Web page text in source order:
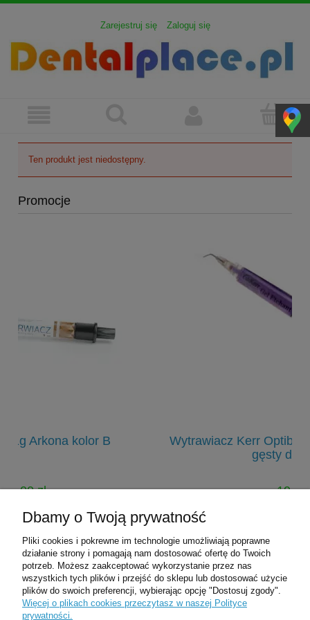
Zarejestruj się Zaloguj się
Ten produkt jest niedostępny.
Promocje
Wytrawiacz Kerr Optibond Gel Etchant
19,00 zł
Cena regularna:
do koszyka
Pomoc
Dbamy o Twoją prywatność
Pliki cookies i pokrewne im technologie umożliwiają poprawne
działanie strony i pomagają nam dostosować ofertę do Twoich
potrzeb. Możesz zaakceptować wykorzystanie przez nas
wszystkich tych plików i przejść do sklepu lub dostosować użycie
plików do swoich preferencji, wybierając opcję "Dostosuj zgody".
Więcej o plikach cookies przeczytasz w naszej Polityce
prywatności.